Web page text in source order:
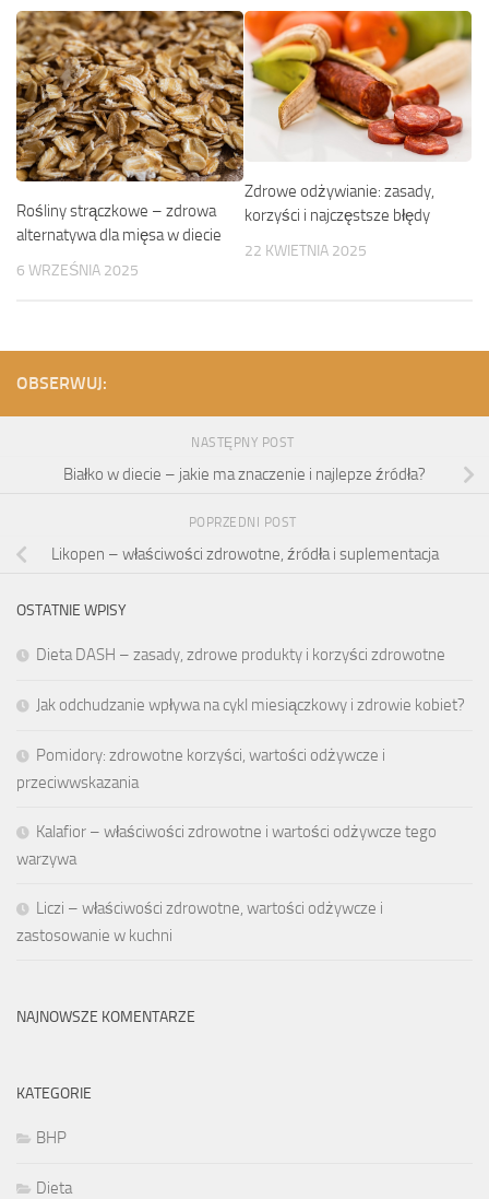
Rośliny strączkowe – zdrowa
alternatywa dla mięsa w diecie
6 WRZEŚNIA 2025
Zdrowe odżywianie: zasady,
korzyści i najczęstsze błędy
22 KWIETNIA 2025
OBSERWUJ:
NASTĘPNY POST
Białko w diecie – jakie ma znaczenie i najlepze źródła?
POPRZEDNI POST
Likopen – właściwości zdrowotne, źródła i suplementacja
OSTATNIE WPISY
Dieta DASH – zasady, zdrowe produkty i korzyści zdrowotne
Jak odchudzanie wpływa na cykl miesiączkowy i zdrowie kobiet?
Pomidory: zdrowotne korzyści, wartości odżywcze i
przeciwwskazania
Kalafior – właściwości zdrowotne i wartości odżywcze tego
warzywa
Liczi – właściwości zdrowotne, wartości odżywcze i
zastosowanie w kuchni
NAJNOWSZE KOMENTARZE
KATEGORIE
BHP
Dieta